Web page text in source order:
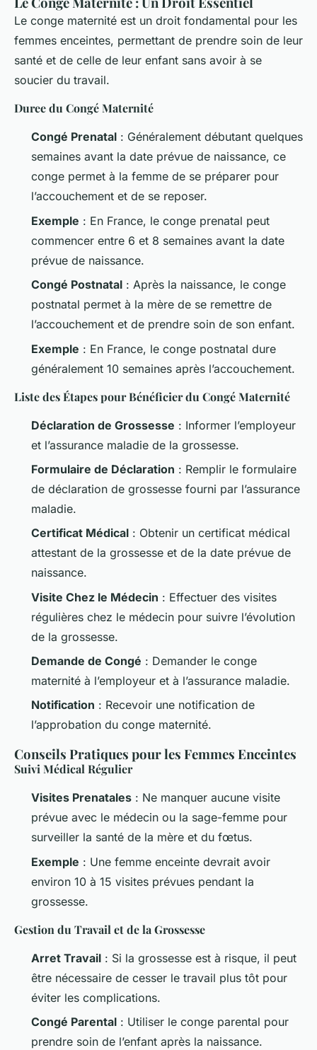
Le conge maternité est un droit fondamental pour les
femmes enceintes, permettant de prendre soin de leur
santé et de celle de leur enfant sans avoir à se
soucier du travail.
Duree du Congé Maternité
Congé Prenatal : Généralement débutant quelques
semaines avant la date prévue de naissance, ce
conge permet à la femme de se préparer pour
l’accouchement et de se reposer.
Exemple : En France, le conge prenatal peut
commencer entre 6 et 8 semaines avant la date
prévue de naissance.
Congé Postnatal : Après la naissance, le conge
postnatal permet à la mère de se remettre de
l’accouchement et de prendre soin de son enfant.
Exemple : En France, le conge postnatal dure
généralement 10 semaines après l’accouchement.
Liste des Étapes pour Bénéficier du Congé Maternité
Déclaration de Grossesse : Informer l’employeur
et l’assurance maladie de la grossesse.
Formulaire de Déclaration : Remplir le formulaire
de déclaration de grossesse fourni par l’assurance
maladie.
Certificat Médical : Obtenir un certificat médical
attestant de la grossesse et de la date prévue de
naissance.
Visite Chez le Médecin : Effectuer des visites
régulières chez le médecin pour suivre l’évolution
de la grossesse.
Demande de Congé : Demander le conge
maternité à l’employeur et à l’assurance maladie.
Notification : Recevoir une notification de
l’approbation du conge maternité.
Conseils Pratiques pour les Femmes Enceintes
Suivi Médical Régulier
Visites Prenatales : Ne manquer aucune visite
prévue avec le médecin ou la sage-femme pour
surveiller la santé de la mère et du fœtus.
Exemple : Une femme enceinte devrait avoir
environ 10 à 15 visites prévues pendant la
grossesse.
Gestion du Travail et de la Grossesse
Arret Travail : Si la grossesse est à risque, il peut
être nécessaire de cesser le travail plus tôt pour
éviter les complications.
Congé Parental : Utiliser le conge parental pour
prendre soin de l’enfant après la naissance.